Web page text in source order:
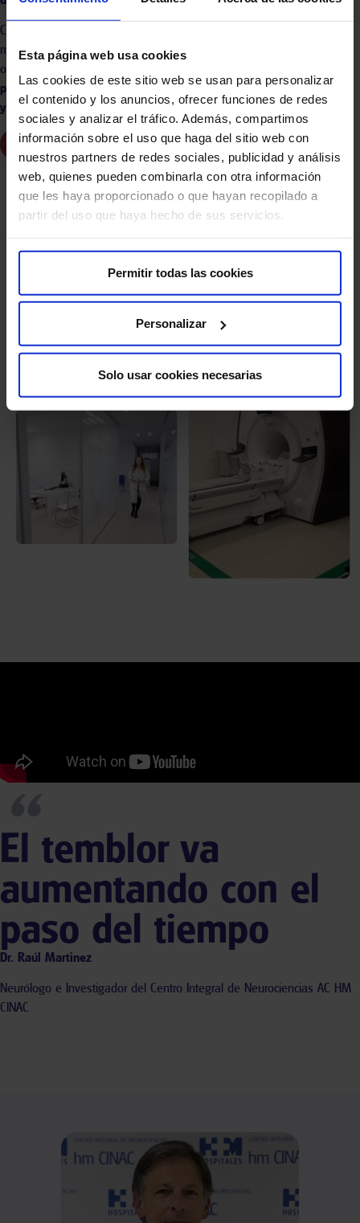
Esta página web usa cookies
Las cookies de este sitio web se usan para personalizar
el contenido y los anuncios, ofrecer funciones de redes
sociales y analizar el tráfico. Además, compartimos
información sobre el uso que haga del sitio web con
nuestros partners de redes sociales, publicidad y análisis
web, quienes pueden combinarla con otra información
que les haya proporcionado o que hayan recopilado a
partir del uso que haya hecho de sus servicios.
Permitir todas las cookies
Personalizar
Solo usar cookies necesarias
Con una visión vanguardista de asistencia integral y un enfoque
multidisciplinar clínico y experimental, destinado a definir el origen,
optimizar el diagnóstico y avanzar en el
pacientes con enfermedades neurodegenerativas, neurofuncionales
y psiquiátricas.
Concierta la primera cita
El temblor va
aumentando con el
paso del tiempo
Dr. Raúl Martinez
Neurólogo e Investigador del Centro Integral de Neurociencias AC HM
CINAC